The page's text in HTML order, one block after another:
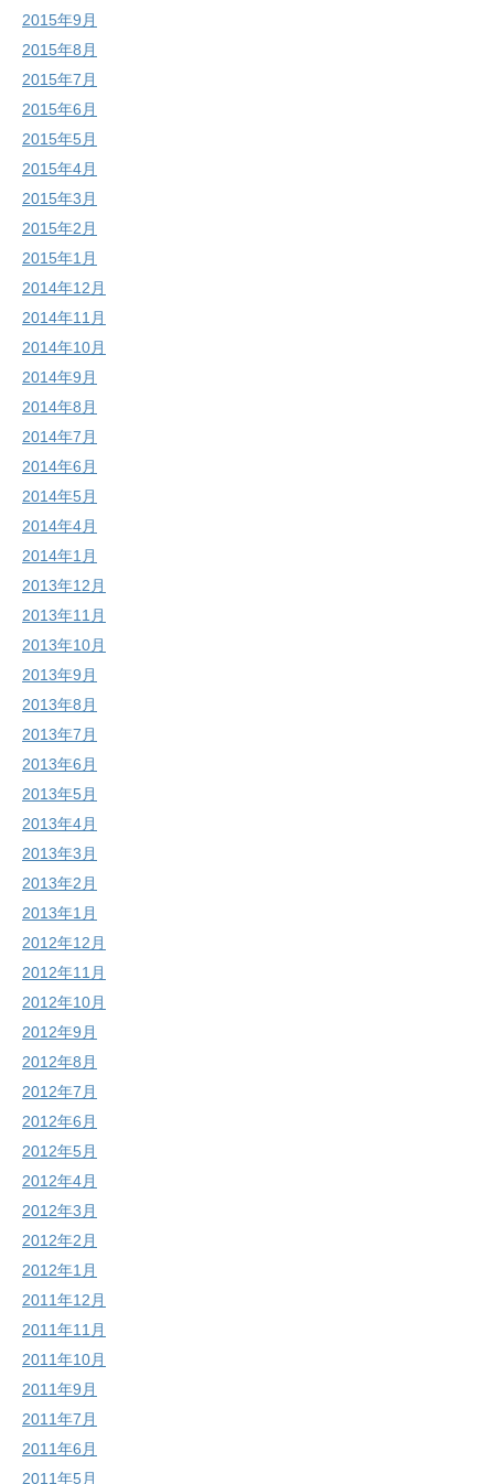
2015年9月
2015年8月
2015年7月
2015年6月
2015年5月
2015年4月
2015年3月
2015年2月
2015年1月
2014年12月
2014年11月
2014年10月
2014年9月
2014年8月
2014年7月
2014年6月
2014年5月
2014年4月
2014年1月
2013年12月
2013年11月
2013年10月
2013年9月
2013年8月
2013年7月
2013年6月
2013年5月
2013年4月
2013年3月
2013年2月
2013年1月
2012年12月
2012年11月
2012年10月
2012年9月
2012年8月
2012年7月
2012年6月
2012年5月
2012年4月
2012年3月
2012年2月
2012年1月
2011年12月
2011年11月
2011年10月
2011年9月
2011年7月
2011年6月
2011年5月